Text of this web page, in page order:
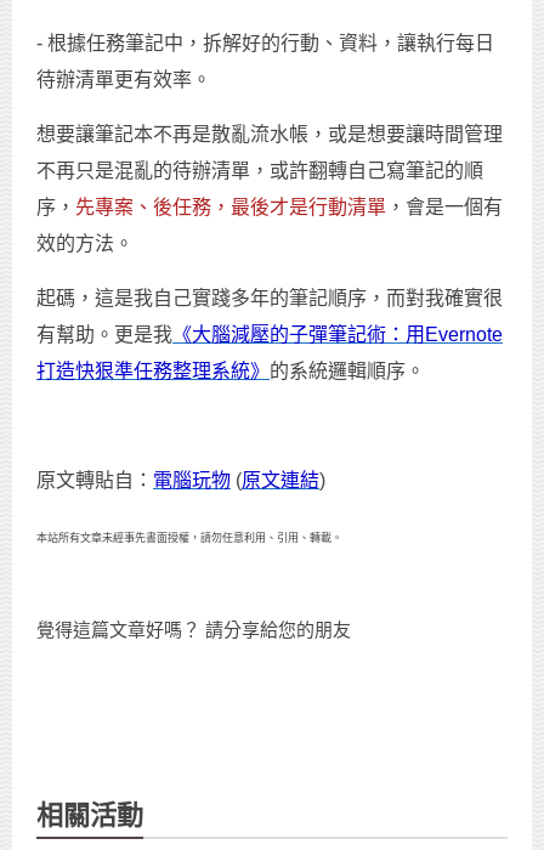
- 根據任務筆記中，拆解好的行動、資料，讓執行每日
待辦清單更有效率。
想要讓筆記本不再是散亂流水帳，或是想要讓時間管理
不再只是混亂的待辦清單，或許翻轉自己寫筆記的順
序， 先專案、後任務，最後才是行動清單 ，會是一個有
效的方法。
起碼，這是我自己實踐多年的筆記順序，而對我確實很
有幫助。更是我 《大腦減壓的子彈筆記術：用Evernote
打造快狠準任務整理系統》 的系統邏輯順序。
原文轉貼自： 電腦玩物 (原文連結)
本站所有文章未經事先書面授權，請勿任意利用、引用、轉載。
覺得這篇文章好嗎？ 請分享給您的朋友
相關活動